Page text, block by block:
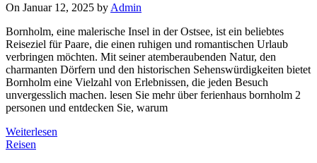
On Januar 12, 2025 by Admin
Bornholm, eine malerische Insel in der Ostsee, ist ein beliebtes
Reiseziel für Paare, die einen ruhigen und romantischen Urlaub
verbringen möchten. Mit seiner atemberaubenden Natur, den
charmanten Dörfern und den historischen Sehenswürdigkeiten bietet
Bornholm eine Vielzahl von Erlebnissen, die jeden Besuch
unvergesslich machen. lesen Sie mehr über ferienhaus bornholm 2
personen und entdecken Sie, warum
Weiterlesen
Reisen